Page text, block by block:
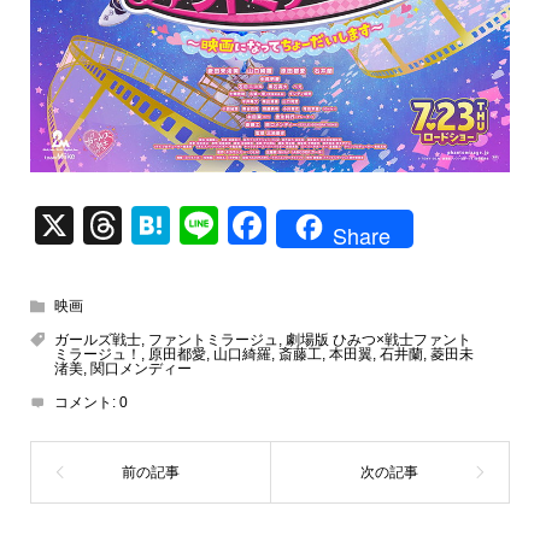
X
T
a
d
s
H
n
a
Li
F
e
o
k
Share
映画
ガールズ戦士, ファントミラージュ, 劇場版 ひみつ×戦士ファント
ミラージュ！ , 原田都愛, 山口綺羅, 斎藤工, 本田翼, 石井蘭, 菱田未
渚美, 関口メンディー
コメント: 0